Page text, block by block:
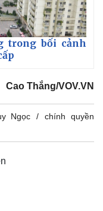
máy
trong bối cảnh
Cao Thắng/VOV.VN
Ngọc
chính quyền